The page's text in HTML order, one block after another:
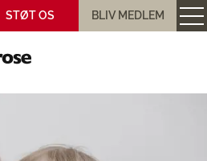
STØT OS BLIV MEDLEM